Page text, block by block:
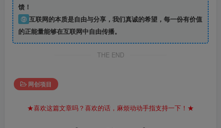
馈！
⑨ 互联网的本质是自由与分享，我们真诚的希望，每一份有价值
的正能量能够在互联网中自由传播。
THE END
网创项目
★喜欢这篇文章吗？喜欢的话，麻烦动动手指支持一下！★